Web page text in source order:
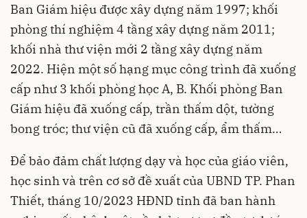
Ban Giám hiệu được xây dựng năm 1997; khối
phòng thí nghiệm 4 tầng xây dựng năm 2011;
khối nhà thư viện mới 2 tầng xây dựng năm
2022. Hiện một số hạng mục công trình đã xuống
cấp như 3 khối phòng học A, B. Khối phòng Ban
Giám hiệu đã xuống cấp, trần thấm dột, tường
bong tróc; thư viện cũ đã xuống cấp, ẩm thấm…
Để bảo đảm chất lượng dạy và học của giáo viên,
học sinh và trên cơ sở đề xuất của UBND TP. Phan
Thiết, tháng 10/2023 HĐND tỉnh đã ban hành